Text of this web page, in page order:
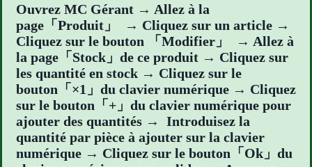
Ouvrez MC Gérant → Allez à la
page「Produit」 → Cliquez sur un article →
Cliquez sur le bouton 「Modifier」 → Allez à
la page「Stock」de ce produit → Cliquez sur
les quantité en stock → Cliquez sur le
bouton「×1」du clavier numérique → Cliquez
sur le bouton「+」du clavier numérique pour
ajouter des quantités → Introduisez la
quantité par pièce à ajouter sur la clavier
numérique → Cliquez sur le bouton「Ok」du